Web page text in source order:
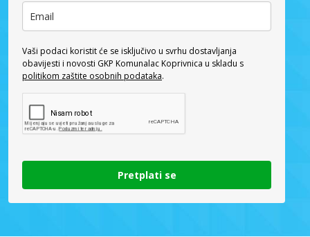
Vaši podaci koristit će se isključivo u svrhu dostavljanja
obavijesti i novosti GKP Komunalac Koprivnica u skladu s
politikom zaštite osobnih podataka.
Pretplati se